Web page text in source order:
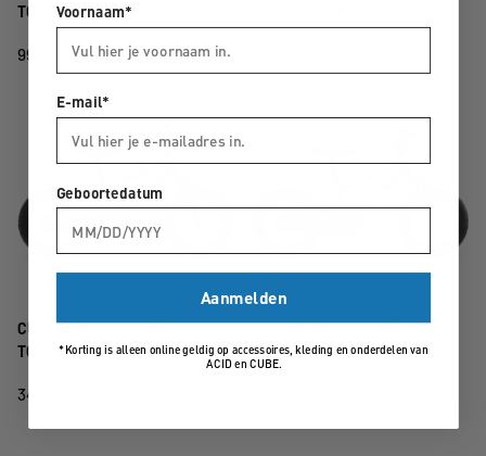
TOPASBLUE/NEBULA
99,-
CUBE NUMOVE 120 RT
TOPASBLUE/NEBULA
349,-
CUBE NUMOVE 120 RT
SEAGREEN/GREEN
Voornaam*
E-mail*
Geboortedatum
Aanmelden
*Korting is alleen online geldig op accessoires, kleding en onderdelen van
ACID en CUBE.